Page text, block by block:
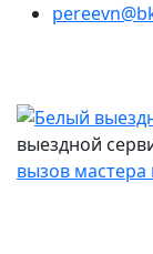
выездной
вызов